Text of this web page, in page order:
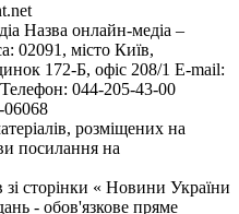
Назва онлайн-медіа –
02091, місто Київ,
172-Б, офіс 208/1 E-mail:
Телефон: 044-205-43-00
06068
розміщених на
посилання на
зі сторінки « Новини України
- обов'язкове пряме